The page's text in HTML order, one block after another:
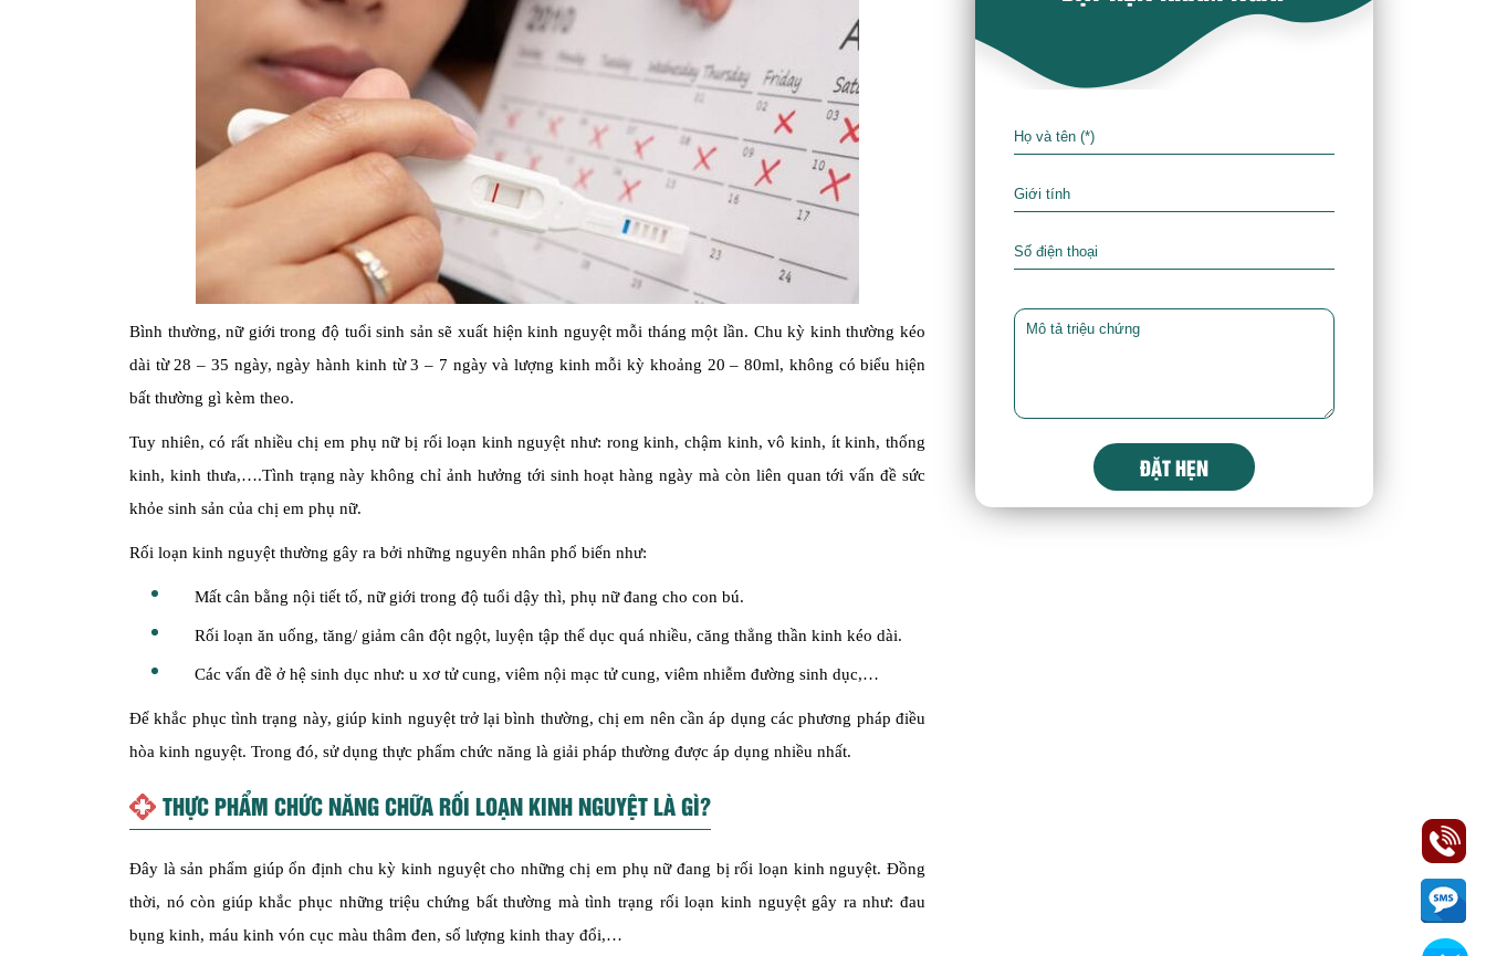
Bình thường, nữ giới trong độ tuổi sinh sản sẽ xuất hiện kinh nguyệt mỗi tháng một lần. Chu kỳ kinh thường kéo
dài từ 28 – 35 ngày, ngày hành kinh từ 3 – 7 ngày và lượng kinh mỗi kỳ khoảng 20 – 80ml, không có biểu hiện
bất thường gì kèm theo.
Tuy nhiên, có rất nhiều chị em phụ nữ bị rối loạn kinh nguyệt như: rong kinh, chậm kinh, vô kinh, ít kinh, thống
kinh, kinh thưa,….Tình trạng này không chỉ ảnh hưởng tới sinh hoạt hàng ngày mà còn liên quan tới vấn đề sức
khỏe sinh sản của chị em phụ nữ.
Rối loạn kinh nguyệt thường gây ra bởi những nguyên nhân phổ biến như:
Mất cân bằng nội tiết tố, nữ giới trong độ tuổi dậy thì, phụ nữ đang cho con bú.
Rối loạn ăn uống, tăng/ giảm cân đột ngột, luyện tập thể dục quá nhiều, căng thẳng thần kinh kéo dài.
Các vấn đề ở hệ sinh dục như: u xơ tử cung, viêm nội mạc tử cung, viêm nhiễm đường sinh dục,…
Để khắc phục tình trạng này, giúp kinh nguyệt trở lại bình thường, chị em nên cần áp dụng các phương pháp điều
hòa kinh nguyệt. Trong đó, sử dụng thực phẩm chức năng là giải pháp thường được áp dụng nhiều nhất.
THỰC PHẨM CHỨC NĂNG CHỮA RỐI LOẠN KINH NGUYỆT LÀ GÌ?
Đây là sản phẩm giúp ổn định chu kỳ kinh nguyệt cho những chị em phụ nữ đang bị rối loạn kinh nguyệt. Đồng
thời, nó còn giúp khắc phục những triệu chứng bất thường mà tình trạng rối loạn kinh nguyệt gây ra như: đau
bụng kinh, máu kinh vón cục màu thâm đen, số lượng kinh thay đổi,…
ĐẶT HẸN